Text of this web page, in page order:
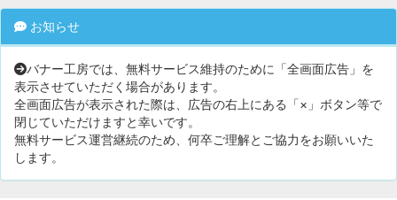
お知らせ
バナー工房では、無料サービス維持のために「全画面広告」を
表示させていただく場合があります。
全画面広告が表示された際は、広告の右上にある「×」ボタン等で
閉じていただけますと幸いです。
無料サービス運営継続のため、何卒ご理解とご協力をお願いいた
します。